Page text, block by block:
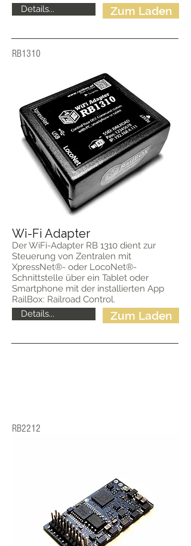
Details...
Zum Laden
RB1310
Wi-Fi Adapter
Der WiFi-Adapter RB 1310 dient zur
Steuerung von Zentralen mit
XpressNet®- oder LocoNet®-
Schnittstelle über ein Tablet oder
Smartphone mit der installierten App
RailBox: Railroad Control.
Details...
Zum Laden
RB2212